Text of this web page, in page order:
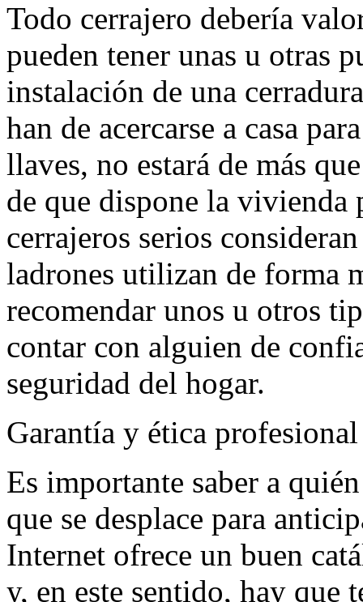
Todo cerrajero debería
pueden tener unas u otras
instalación de una
han de acercarse a casa
llaves, no estará de más
de que dispone la
cerrajeros serios
ladrones utilizan de forma
recomendar unos u otros
contar con alguien de
seguridad del hogar.
Garantía y ética profesional
Es importante saber a
que se desplace para
Internet ofrece un buen
y, en este sentido, hay que